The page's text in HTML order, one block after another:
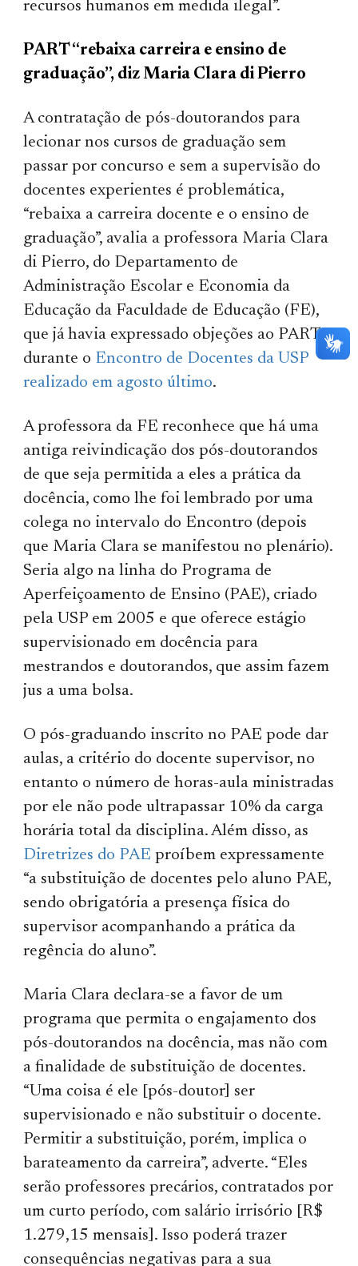
recursos humanos em medida ilegal”.
PART “rebaixa carreira e ensino de
graduação”, diz Maria Clara di Pierro
A contratação de pós-doutorandos para
lecionar nos cursos de graduação sem
passar por concurso e sem a supervisão do
docentes experientes é problemática,
“rebaixa a carreira docente e o ensino de
graduação”, avalia a professora Maria Clara
di Pierro, do Departamento de
Administração Escolar e Economia da
Educação da Faculdade de Educação (FE),
que já havia expressado objeções ao PART
durante o Encontro de Docentes da USP
realizado em agosto último.
A professora da FE reconhece que há uma
antiga reivindicação dos pós-doutorandos
de que seja permitida a eles a prática da
docência, como lhe foi lembrado por uma
colega no intervalo do Encontro (depois
que Maria Clara se manifestou no plenário).
Seria algo na linha do Programa de
Aperfeiçoamento de Ensino (PAE), criado
pela USP em 2005 e que oferece estágio
supervisionado em docência para
mestrandos e doutorandos, que assim fazem
jus a uma bolsa.
O pós-graduando inscrito no PAE pode dar
aulas, a critério do docente supervisor, no
entanto o número de horas-aula ministradas
por ele não pode ultrapassar 10% da carga
horária total da disciplina. Além disso, as
Diretrizes do PAE proíbem expressamente
“a substituição de docentes pelo aluno PAE,
sendo obrigatória a presença física do
supervisor acompanhando a prática da
regência do aluno”.
Maria Clara declara-se a favor de um
programa que permita o engajamento dos
pós-doutorandos na docência, mas não com
a finalidade de substituição de docentes.
“Uma coisa é ele [pós-doutor] ser
supervisionado e não substituir o docente.
Permitir a substituição, porém, implica o
barateamento da carreira”, adverte. “Eles
serão professores precários, contratados por
um curto período, com salário irrisório [R$
1.279,15 mensais]. Isso poderá trazer
consequências negativas para a sua